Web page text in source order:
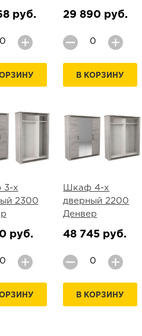
руб. 29 890 руб.
В КОРЗИНУ
3-х
2300
руб.
Шкаф 4-х
дверный 2200
Денвер
48 745 руб.
В КОРЗИНУ